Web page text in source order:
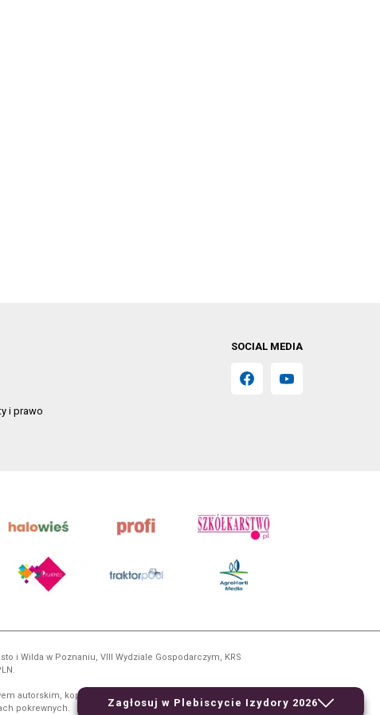
Zagłosuj w Plebiscycie Izydory 2026
i prawo
SOCIAL MEDIA
i Wilda w Poznaniu, VIII Wydziale Gospodarczym, KRS
autorskim, kopiowanie i dalsze rozpowszechnianie treści
pokrewnych.